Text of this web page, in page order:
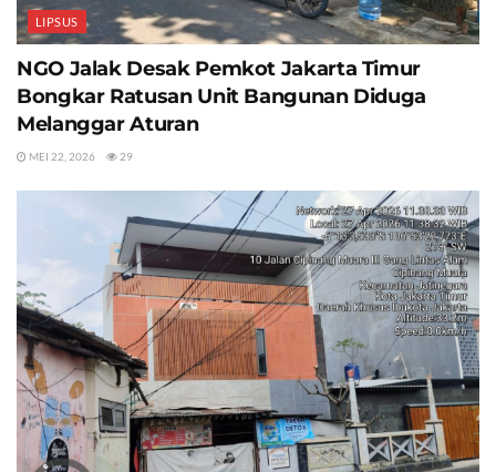
LIPSUS
NGO Jalak Desak Pemkot Jakarta Timur
Bongkar Ratusan Unit Bangunan Diduga
Melanggar Aturan
MEI 22, 2026 29